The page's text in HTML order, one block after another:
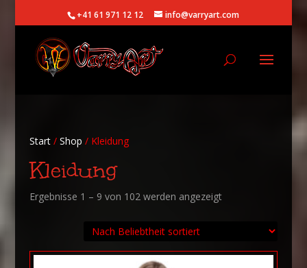
+41 61 971 12 12 info@varryart.com
Start/ Shop / Kleidung
Kleidung
Ergebnisse 1 – 9 von 102 werden angezeigtNach